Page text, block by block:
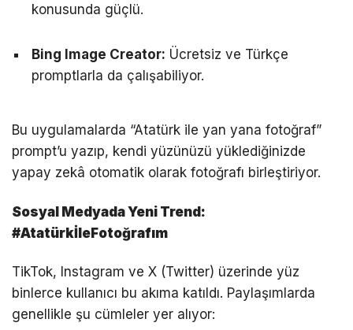
konusunda güçlü.
Bing Image Creator: Ücretsiz ve Türkçe
promptlarla da çalışabiliyor.
Bu uygulamalarda “Atatürk ile yan yana fotoğraf”
prompt’u yazıp, kendi yüzünüzü yüklediğinizde
yapay zekâ otomatik olarak fotoğrafı birleştiriyor.
Sosyal Medyada Yeni Trend:
#AtatürkİleFotoğrafım
TikTok, Instagram ve X (Twitter) üzerinde yüz
binlerce kullanıcı bu akıma katıldı. Paylaşımlarda
genellikle şu cümleler yer alıyor: